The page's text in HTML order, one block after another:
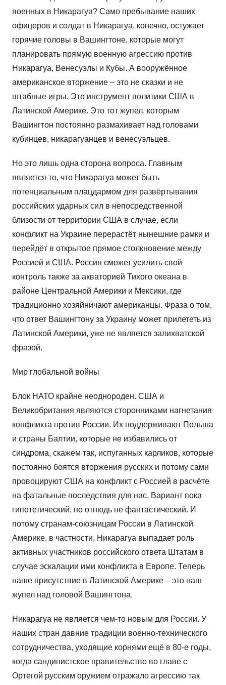
военных в Никарагуа? Само пребывание наших
офицеров и солдат в Никарагуа, конечно, остужает
горячие головы в Вашингтоне, которые могут
планировать прямую военную агрессию против
Никарагуа, Венесуэлы и Кубы. А вооружённое
американское вторжение – это не сказки и не
штабные игры. Это инструмент политики США в
Латинской Америке. Это тот жупел, которым
Вашингтон постоянно размахивает над головами
кубинцев, никарагуанцев и венесуэльцев.
Но это лишь одна сторона вопроса. Главным
является то, что Никарагуа может быть
потенциальным плацдармом для развёртывания
российских ударных сил в непосредственной
близости от территории США в случае, если
конфликт на Украине перерастёт нынешние рамки и
перейдёт в открытое прямое столкновение между
Россией и США. Россия сможет усилить свой
контроль также за акваторией Тихого океана в
районе Центральной Америки и Мексики, где
традиционно хозяйничают американцы. Фраза о том,
что ответ Вашингтону за Украину может прилететь из
Латинской Америки, уже не является залихватской
фразой.
Мир глобальной войны
Блок НАТО крайне неоднороден. США и
Великобритания являются сторонниками нагнетания
конфликта против России. Их поддерживают Польша
и страны Балтии, которые не избавились от
синдрома, скажем так, испуганных карликов, которые
постоянно боятся вторжения русских и потому сами
провоцируют США на конфликт с Россией в расчёте
на фатальные последствия для нас. Вариант пока
гипотетический, но отнюдь не фантастический. И
потому странам-союзницам России в Латинской
Америке, в частности, Никарагуа выпадает роль
активных участников российского ответа Штатам в
случае эскалации ими конфликта в Европе. Теперь
наше присутствие в Латинской Америке – это наш
жупел над головой Вашингтона.
Никарагуа не является чем-то новым для России. У
наших стран давние традиции военно-технического
сотрудничества, уходящие корнями ещё в 80-е годы,
когда сандинистское правительство во главе с
Ортегой русским оружием отражало агрессию так